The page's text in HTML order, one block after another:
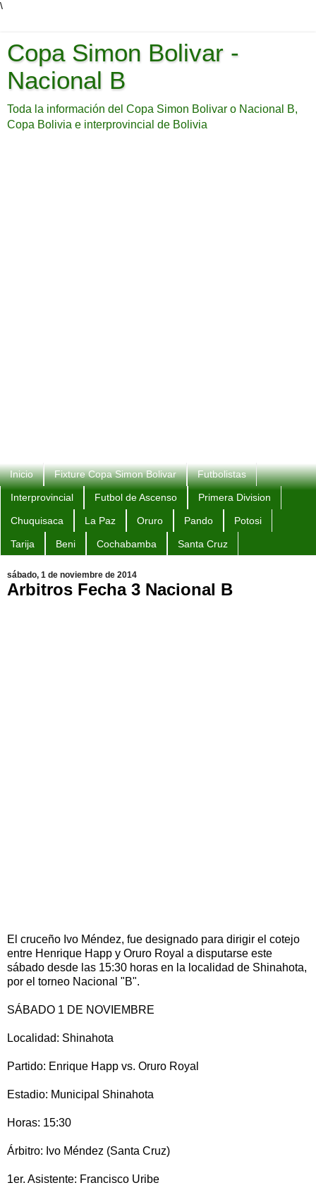
\
Copa Simon Bolivar -
Nacional B
Toda la información del Copa Simon Bolivar o Nacional B,
Copa Bolivia e interprovincial de Bolivia
Inicio Fixture Copa Simon Bolivar Futbolistas
Interprovincial Futbol de Ascenso Primera Division
Chuquisaca La Paz Oruro Pando Potosi
Tarija Beni Cochabamba Santa Cruz
sábado, 1 de noviembre de 2014
Arbitros Fecha 3 Nacional B
El cruceño Ivo Méndez, fue designado para dirigir el cotejo
entre Henrique Happ y Oruro Royal a disputarse este
sábado desde las 15:30 horas en la localidad de Shinahota,
por el torneo Nacional "B".
SÁBADO 1 DE NOVIEMBRE
Localidad: Shinahota
Partido: Enrique Happ vs. Oruro Royal
Estadio: Municipal Shinahota
Horas: 15:30
Árbitro: Ivo Méndez (Santa Cruz)
1er. Asistente: Francisco Uribe